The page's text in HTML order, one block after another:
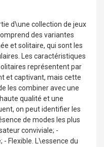
d\une collection de jeux
des variantes
et solitaire, qui sont les
Les caractéristiques
représentent par
et captivant, mais cette
les combiner avec une
qualité et une
on peut identifier les
de modes les plus
conviviale; -
- Flexible. L\essence du